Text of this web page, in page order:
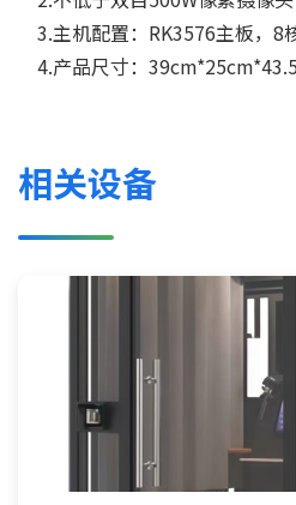
3.主机配置：RK3576主板，8
4.产品尺寸：
相关设备